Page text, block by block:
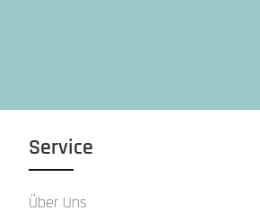
Service
Über Uns